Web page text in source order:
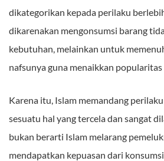
dikategorikan kepada perilaku
dikarenakan mengonsumsi barang
kebutuhan, melainkan untuk
nafsunya guna menaikkan
Karena itu, Islam memandang
sesuatu hal yang tercela dan sangat
bukan berarti Islam melarang
mendapatkan kepuasan dari